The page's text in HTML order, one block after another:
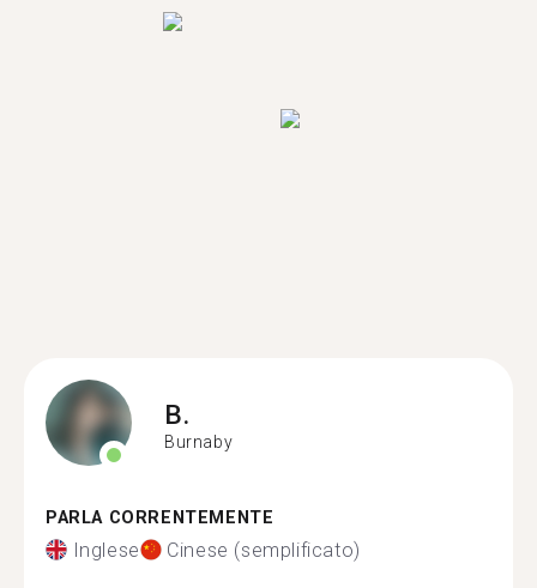
B.
Burnaby
PARLA CORRENTEMENTE
Inglese Cinese (semplificato)